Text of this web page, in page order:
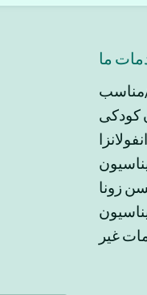
ما
مناسب
کودکی
زونا